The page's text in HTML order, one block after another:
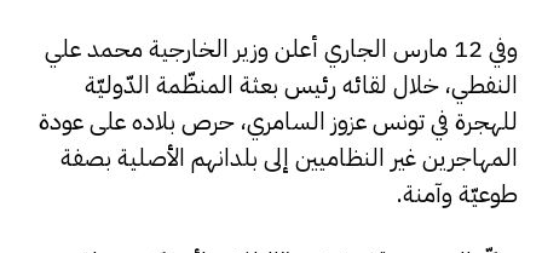
وفي 12 مارس الجاري أعلن وزير الخارجية محمد علي
النفطي، خلال لقائه رئيس بعثة المنظّمة الدّوليّة
للهجرة في تونس عزوز السامري، حرص بلاده على عودة
المهاجرين غير النظاميين إلى بلدانهم الأصلية بصفة
طوعيّة وآمنة.